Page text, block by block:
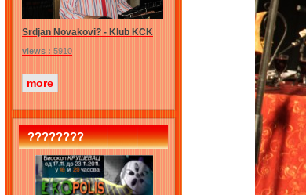
Srdjan Novakovi? - Klub KCK
views : 5910
more
????????